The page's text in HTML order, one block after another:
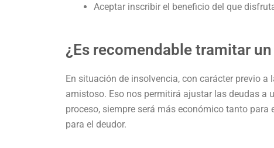
Aceptar inscribir el beneficio del que
¿Es recomendable tramitar
En situación de insolvencia, con carácter previo
amistoso. Eso nos permitirá ajustar las deudas a
proceso, siempre será más económico tanto para
para el deudor.